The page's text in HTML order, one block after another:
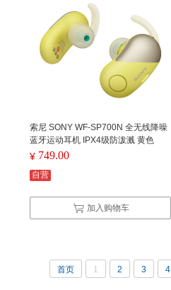
索尼 SONY WF-SP700N 全无线降噪
蓝牙运动耳机 IPX4级防泼溅 黄色
¥ 749.00
自营
加入购物车
首页 1 2 3 4